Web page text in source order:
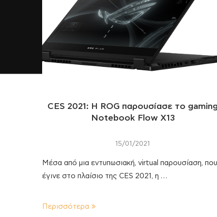
CES 2021: H ROG παρουσίασε το
Notebook Flow X13
15/01/2021
Μέσα από μια εντυπωσιακή, virtual παρουσίαση, που
έγινε στο πλαίσιο της CES 2021, η …
Περισσότερα